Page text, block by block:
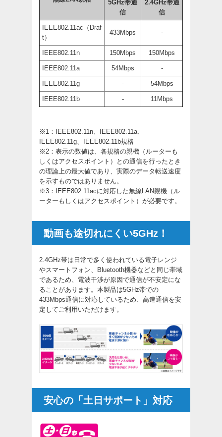
5GHz帯通
信
2.4GHz帯通
信
IEEE802.11ac（Draf
t）
433Mbps -
IEEE802.11n 150Mbps 150Mbps
IEEE802.11a 54Mbps -
IEEE802.11g - 54Mbps
IEEE802.11b - 11Mbps
※1：IEEE802.11n、IEEE802.11a、
IEEE802.11g、IEEE802.11b規格
※2：表示の数値は、各規格の親機（ルーターも
しくはアクセスポイント）との通信を行ったとき
の理論上の最大値であり、実際のデータ転送速度
を示すものではありません。
※3：IEEE802.11acに対応した無線LAN親機（ル
ーターもしくはアクセスポイント）が必要です。
動画も途切れにくい5GHz！
2.4GHz帯は日常で多く使われている電子レンジ
やスマートフォン、Bluetooth機器などと同じ帯域
であるため、電波干渉が原因で通信が不安定にな
ることがあります。本製品は5GHz帯での
433Mbps通信に対応しているため、高速通信を安
定してご利用いただけます。
安心の「土日サポート」対応